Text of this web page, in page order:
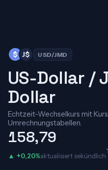
$ J$ USD/JMD
US-Dollar /
Dollar
Echtzeit-Wechselkurs mit
Umrechnungstabellen.
158,79
▲ +0,20%aktualisiert sekündlich